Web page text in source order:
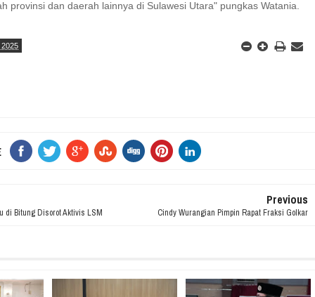
provinsi dan daerah lainnya di Sulawesi Utara" pungkas Watania.
2025
di Bitung Disorot Aktivis LSM
Previous
Cindy Wurangian Pimpin Rapat Fraksi Golkar